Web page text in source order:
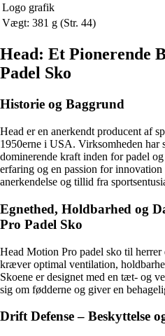
Logo grafik
Vægt: 381 g (Str. 44)
Head: Et Pionerende
Padel Sko
Historie og Baggrund
Head er en anerkendt producent af
1950erne i USA. Virksomheden har
dominerende kraft inden for padel
erfaring og en passion for innovation
anerkendelse og tillid fra
Egnethed, Holdbarhed og
Pro Padel Sko
Head Motion Pro padel sko til herrer
kræver optimal ventilation,
Skoene er designet med en tæt- og
sig om fødderne og giver en
Drift Defense – Beskyttelse